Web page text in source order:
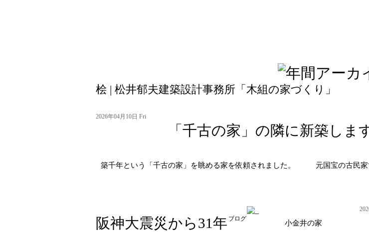
桧 | 松井郁夫建築設計事務所「木組の家づくり」
2026年04月10日 Fri
「千古の家」の隣に新築しま
築千年という「千古の家」を眺める家を依頼されました。 元国宝の古民
阪神大震災から31年 ブログ
小金井の家